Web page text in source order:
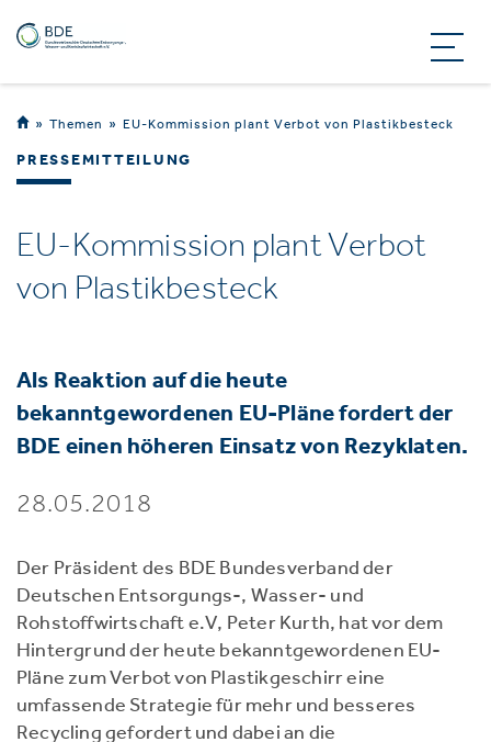
Themen EU-Kommission plant Verbot von Plastikbesteck
PRESSEMITTEILUNG
EU-Kommission plant Verbot
von Plastikbesteck
Als Reaktion auf die heute
bekanntgewordenen EU-Pläne fordert der
BDE einen höheren Einsatz von Rezyklaten.
28.05.2018
Der Präsident des BDE Bundesverband der
Deutschen Entsorgungs-, Wasser- und
Rohstoffwirtschaft e.V, Peter Kurth, hat vor dem
Hintergrund der heute bekanntgewordenen EU-
Pläne zum Verbot von Plastikgeschirr eine
umfassende Strategie für mehr und besseres
Recycling gefordert und dabei an die